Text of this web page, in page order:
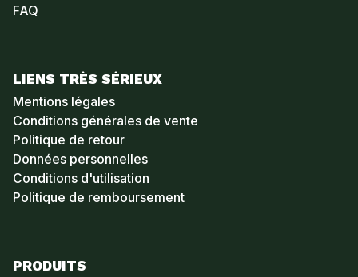
FAQ
LIENS TRÈS SÉRIEUX
Mentions légales
Conditions générales de vente
Politique de retour
Données personnelles
Conditions d'utilisation
Politique de remboursement
PRODUITS